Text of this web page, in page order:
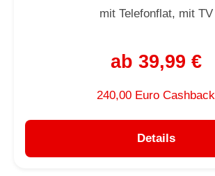
mit Telefonflat, mit TV
ab 39,99 €
240,00 Euro Cashback
Details